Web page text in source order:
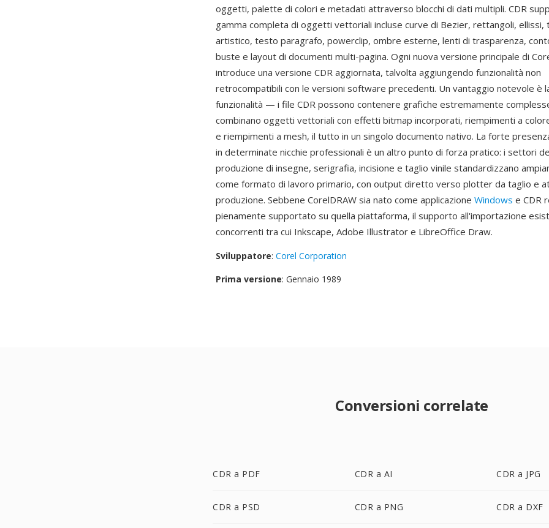
oggetti, palette di colori e metadati attraverso blocchi di dati multipli. CDR
gamma completa di oggetti vettoriali incluse curve di Bezier, rettangoli, ellissi,
artistico, testo paragrafo, powerclip, ombre esterne, lenti di trasparenza,
buste e layout di documenti multi-pagina. Ogni nuova versione principale di
introduce una versione CDR aggiornata, talvolta aggiungendo funzionalità non
retrocompatibili con le versioni software precedenti. Un vantaggio notevole è
funzionalità — i file CDR possono contenere grafiche estremamente
combinano oggetti vettoriali con effetti bitmap incorporati, riempimenti a
e riempimenti a mesh, il tutto in un singolo documento nativo. La forte
in determinate nicchie professionali è un altro punto di forza pratico: i settori
produzione di insegne, serigrafia, incisione e taglio vinile standardizzano
come formato di lavoro primario, con output diretto verso plotter da taglio e
produzione. Sebbene CorelDRAW sia nato come applicazione Windows e CDR
pienamente supportato su quella piattaforma, il supporto all'importazione
concorrenti tra cui Inkscape, Adobe Illustrator e LibreOffice Draw.
Sviluppatore: Corel Corporation
Prima versione: Gennaio 1989
Conversioni correlate
CDR a PDF CDR a AI CDR a JPG
CDR a PSD CDR a PNG CDR a DXF